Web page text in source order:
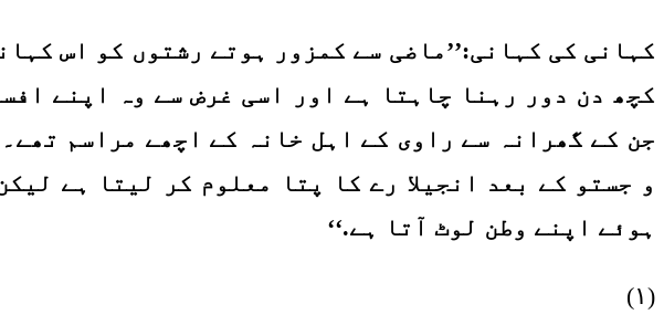
کہانی کی کہانی:’’ماضی سے کمزور ہوتے رشتوں کو اس
کچھ دن دور رہنا چاہتا ہے اور اسی غرض سے وہ اپنے
جن کے گھرانہ سے راوی کے اہل خانہ کے اچھے مراسم
و جستو کے بعد انجیلا رے کا پتا معلوم کر لیتا ہے
ہوئے اپنے وطن لوٹ آتا ہے.‘‘
(۱)